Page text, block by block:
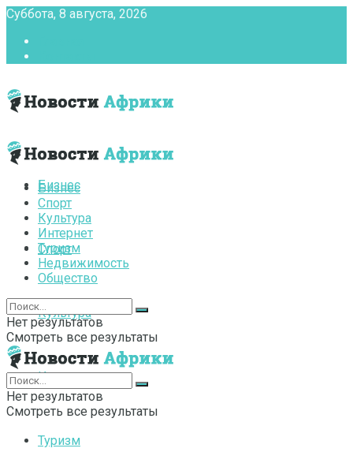
Суббота, 8 августа, 2026
Бизнес
Спорт
Культура
Интернет
Туризм
Бизнес
Спорт
Культура
Интернет
Туризм
Недвижимость
Общество
Нет результатов
Смотреть все результаты
Нет результатов
Смотреть все результаты